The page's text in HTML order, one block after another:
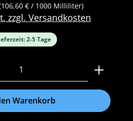
€ / 1000 Milliliter)
zzgl. Versandkosten
2-5 Tage
Gib den gewünschten Wert
Warenkorb